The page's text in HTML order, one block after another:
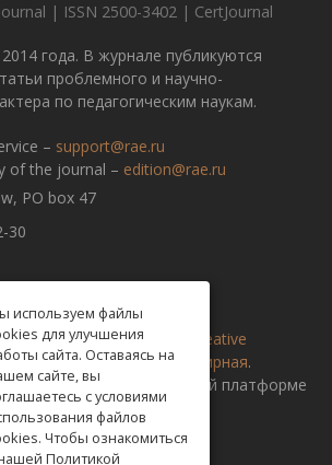
| ISSN 2500-3402 | CertJournal
года. В журнале публикуются
проблемного и научно-
по педагогическим наукам.
– support@rae.ru
of the journal – edition@rae.ru
PO box 47
30
доступны полицензии Creative
(«Атрибуция») 4.0 Всемирная.
издательской платформе
используем файлы
для улучшения
сайта. Оставаясь на
сайте, вы
с условиями
файлов
Чтобы ознакомиться
Политикой